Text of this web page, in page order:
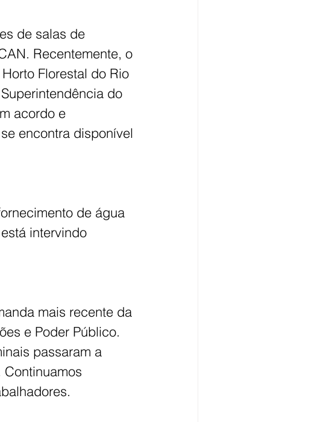
de salas de
Recentemente, o
Florestal do Rio
do
acordo e
encontra disponível
de água
intervindo
mais recente da
e Poder Público.
passaram a
Continuamos